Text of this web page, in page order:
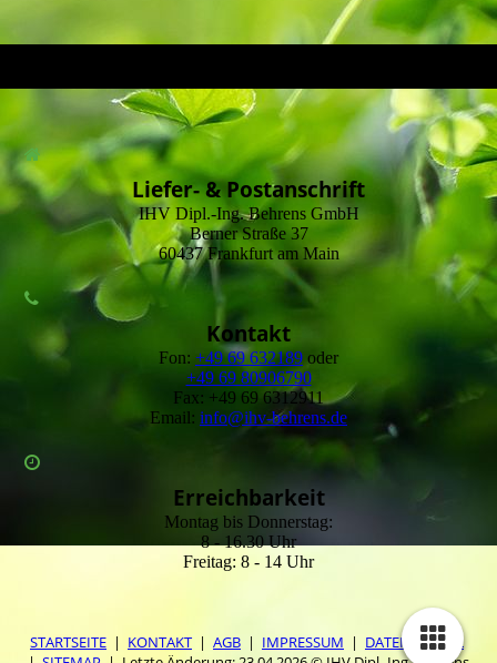
Liefer- & Postanschrift
IHV Dipl.-Ing. Behrens GmbH
Berner Straße 37
60437 Frankfurt am Main
Kontakt
Fon: +49 69 632189 oder
+49 69 80906790
Fax: +49 69 6312911
Email: info@ihv-behrens.de
Erreichbarkeit
Montag bis Donnerstag:
8 - 16.30 Uhr
Freitag: 8 - 14 Uhr
STARTSEITE | KONTAKT | AGB | IMPRESSUM | DATENSCHUTZ